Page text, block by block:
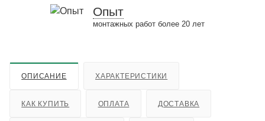
Опыт
монтажных работ более 20 лет
ОПИСАНИЕ ХАРАКТЕРИСТИКИ
КАК КУПИТЬ ОПЛАТА ДОСТАВКА